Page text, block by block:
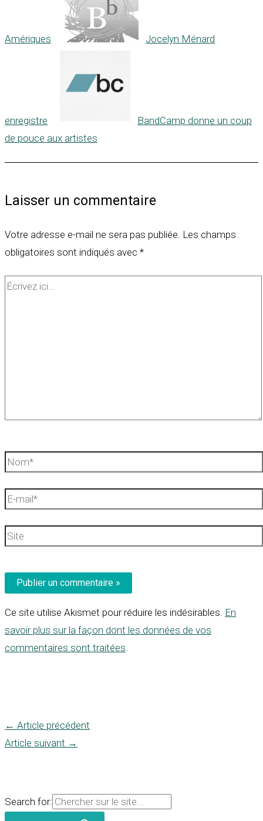
Amériques Jocelyn Ménard
enregistre
BandCamp donne un coup
de pouce aux artistes
Laisser un commentaire
Votre adresse e-mail ne sera pas publiée. Les champs
obligatoires sont indiqués avec *
Écrivez
Nom*
E-
Site
Ce site utilise Akismet pour réduire les indésirables. En
savoir plus sur la façon dont les données de vos
commentaires sont traitées
← Article précédent
Article suivant →
Search for: